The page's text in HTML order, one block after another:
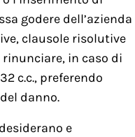
godere dell’azienda
clausole risolutive
in caso di
c.c., preferendo
danno.
e